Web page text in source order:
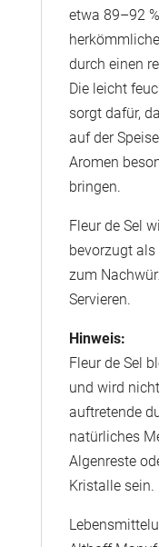
etwa 89–92
durch einen
Die leicht
sorgt dafür,
auf der
Aromen
bringen.
Fleur de Sel
bevorzugt
zum
Servieren.
Hinweis:
Fleur de Sel
und wird
auftretende
natürliches
Algenreste
Kristalle sein.